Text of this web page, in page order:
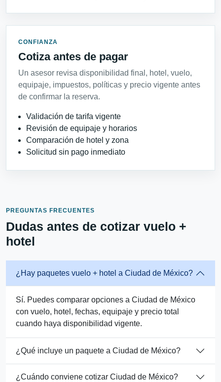
CONFIANZA
Cotiza antes de pagar
Un asesor revisa disponibilidad final, hotel, vuelo,
equipaje, impuestos, políticas y precio vigente antes
de confirmar la reserva.
Validación de tarifa vigente
Revisión de equipaje y horarios
Comparación de hotel y zona
Solicitud sin pago inmediato
PREGUNTAS FRECUENTES
Dudas antes de cotizar vuelo +
hotel
¿Hay paquetes vuelo + hotel a Ciudad de México?
Sí. Puedes comparar opciones a Ciudad de México
con vuelo, hotel, fechas, equipaje y precio total
cuando haya disponibilidad vigente.
¿Qué incluye un paquete a Ciudad de México?
¿Cuándo conviene cotizar Ciudad de México?